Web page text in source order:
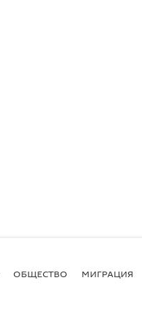
ОБЩЕСТВО МИГРАЦИЯ